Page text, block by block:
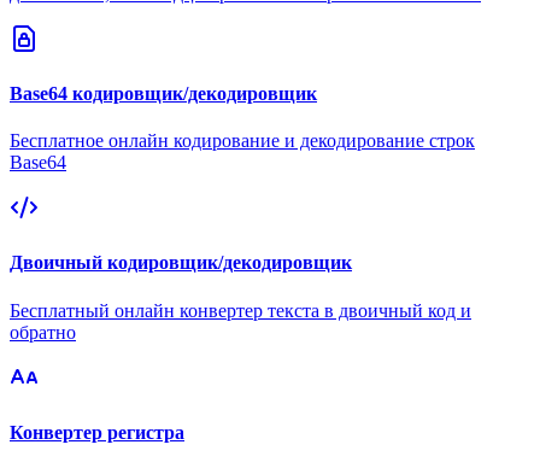
Base64 кодировщик/декодировщик
Бесплатное онлайн кодирование и декодирование строк
Base64
Двоичный кодировщик/декодировщик
Бесплатный онлайн конвертер текста в двоичный код и
обратно
Конвертер регистра